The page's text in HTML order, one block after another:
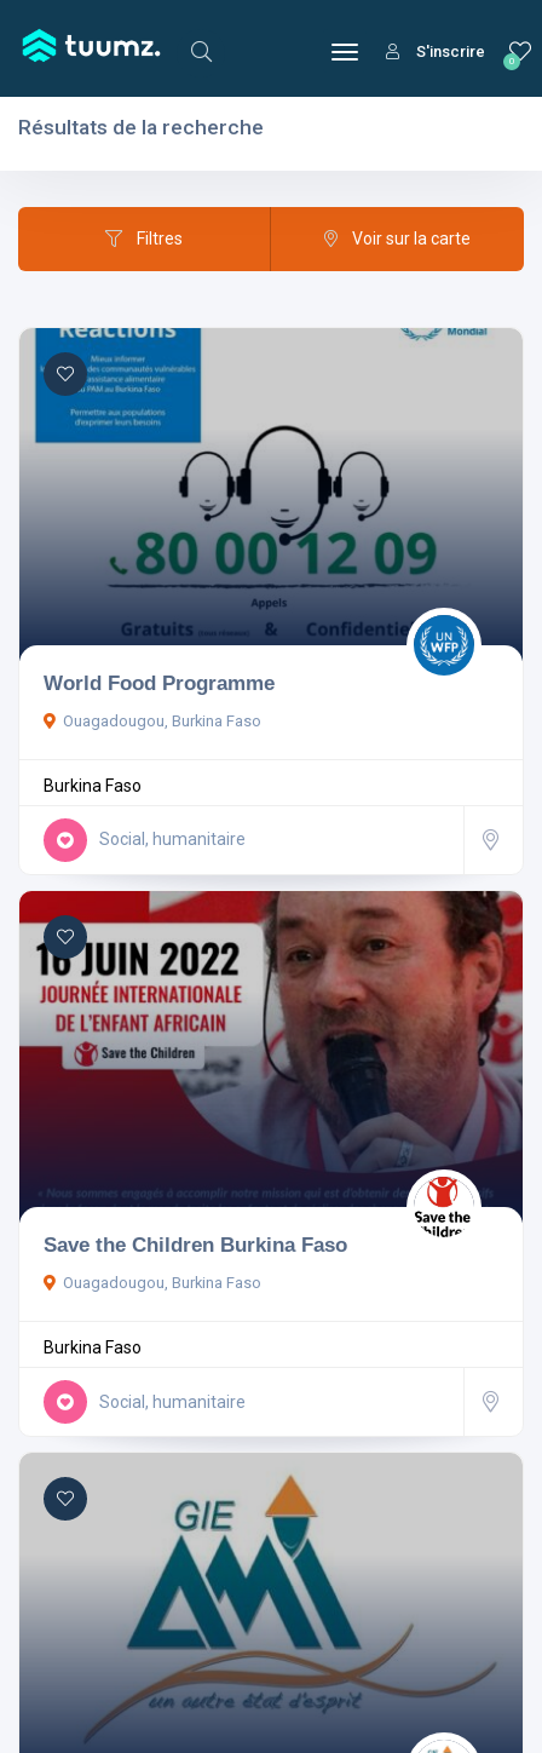
0
S'inscrire
Domaines
Aptitudes
Réinitialiser les filtres
Résultats de la recherche
Filtres Voir sur la carte
World Food Programme
Ouagadougou, Burkina Faso
Burkina Faso
Social, humanitaire
Save the Children Burkina Faso
Ouagadougou, Burkina Faso
Burkina Faso
Social, humanitaire